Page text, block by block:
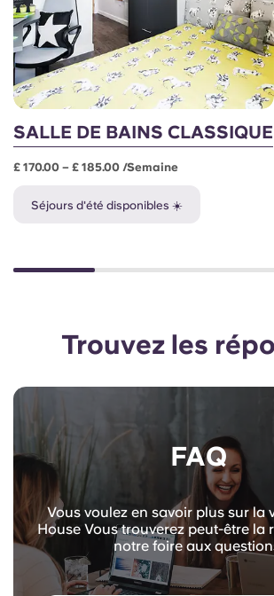
SALLE DE BAINS CLASSIQUE
£ 170.00 – £ 185.00 /semaine
Séjours d'été disponibles ☀️
Trouvez les
FAQ
Vous voulez en savoir plus sur la
House Vous trouverez peut-être la
notre foire aux